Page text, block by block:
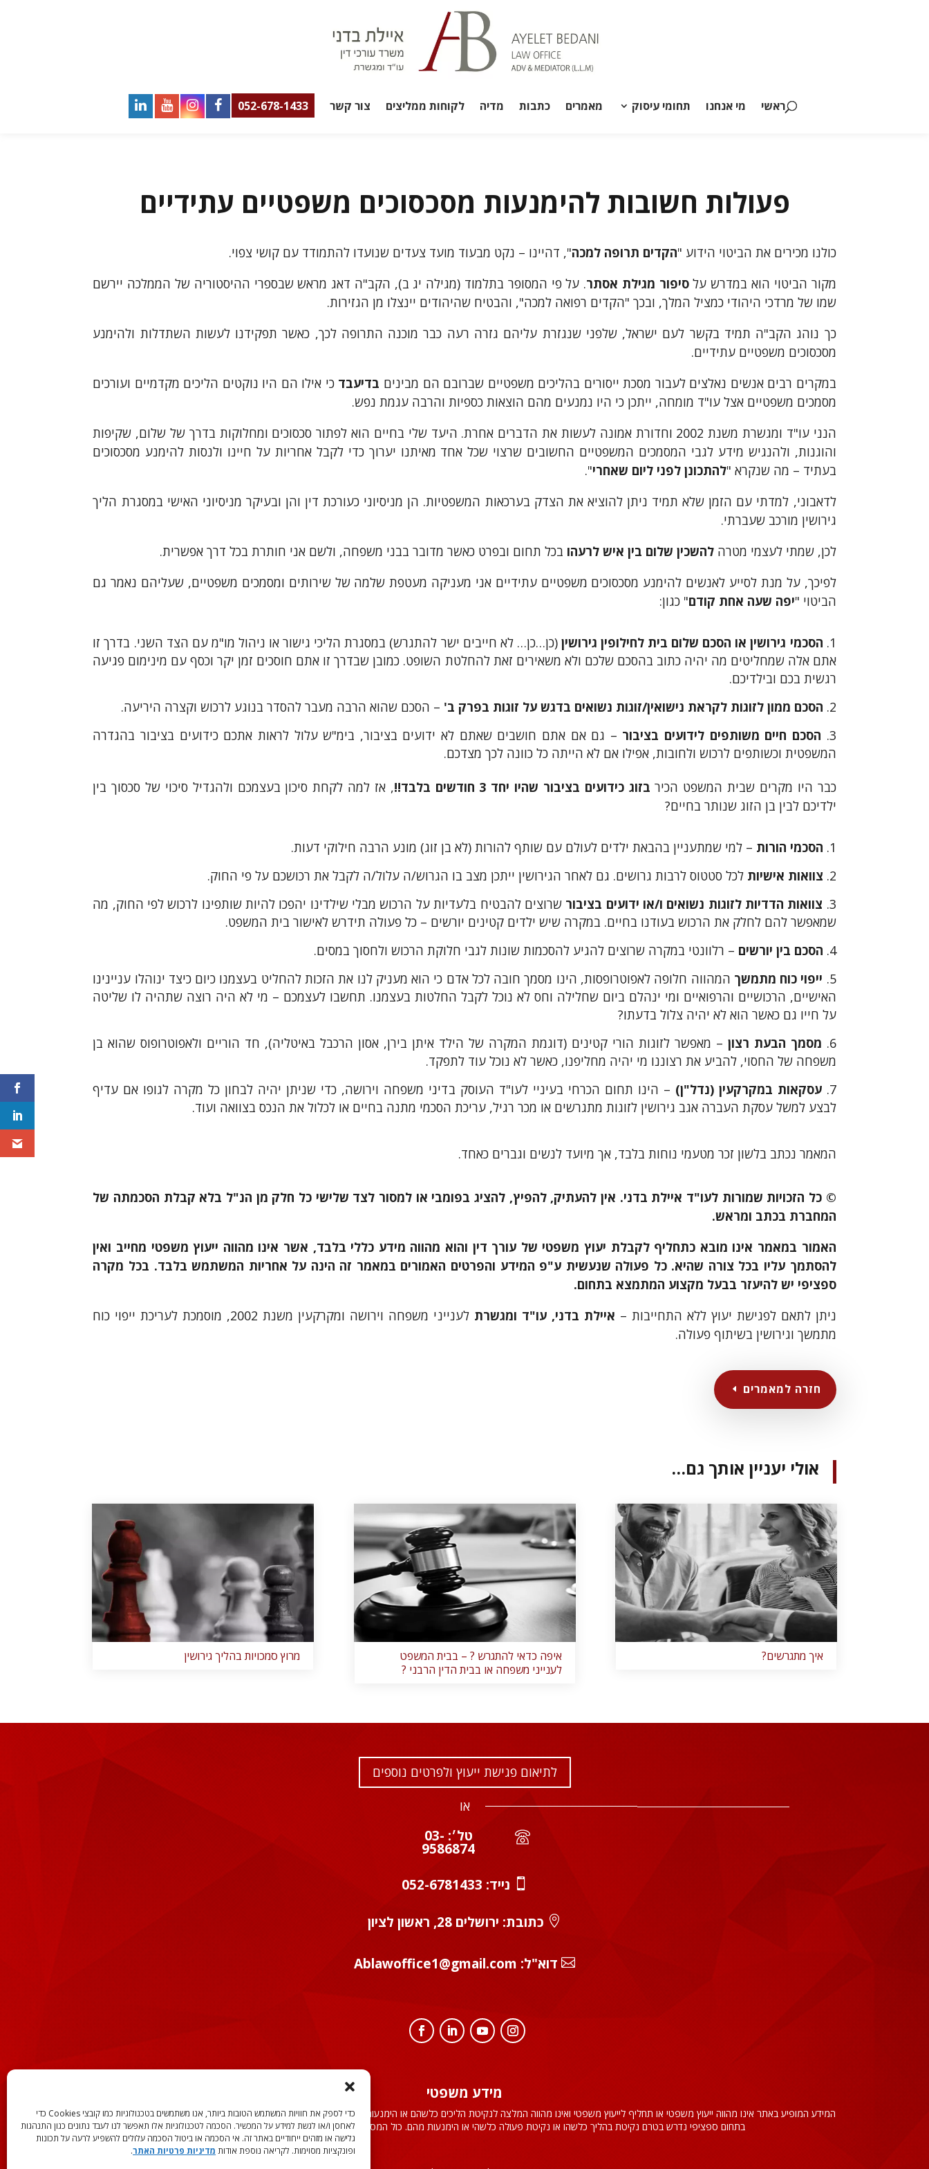
כדי לספק את חוויות המשתמש הטובות ביותר, אנו משתמשים בטכנולוגיות כמו קובצי Cookies כדי
לאחסן ו/או לגשת למידע על המכשיר. הסכמה לטכנולוגיות אלו תאפשר לנו לעבד נתונים כגון התנהגות
גלישה או מזהים ייחודיים באתר זה. אי הסכמה או ביטול הסכמה עלולים להשפיע לרעה על תכונות
ופונקציות מסוימות. לקריאה נוספת אודות מדיניות פרטיות האתר.
ראשי מי אנחנו תחומי עיסוק מאמרים כתבות מדיה לקוחות ממליצים צור קשר 052-678-1433
פעולות חשובות להימנעות מסכסוכים משפטיים עתידיים
כולנו מכירים את הביטוי הידוע "הקדים תרופה למכה", דהיינו – נקט מבעוד מועד צעדים שנועדו להתמודד עם קושי צפוי.
מקור הביטוי הוא במדרש עלסיפור מגילת אסתר. על פי המסופר בתלמוד (מגילה יג ב), הקב"ה דאג מראש שבספרי ההיסטוריה של הממלכה יירשם
שמו של מרדכי היהודי כמציל המלך, ובכך "הקדים רפואה למכה", והבטיח שהיהודים יינצלו מן הגזירות.
כך נוהג הקב"ה תמיד בקשר לעם ישראל, שלפני שנגזרת עליהם גזרה רעה כבר מוכנה התרופה לכך, כאשר תפקידנו לעשות השתדלות ולהימנע
מסכסוכים משפטיים עתידיים.
במקרים רבים אנשים נאלצים לעבור מסכת ייסורים בהליכים משפטיים שברובם הם מבינים בדיעבד כי אילו הם היו נוקטים הליכים מקדמיים ועורכים
מסמכים משפטיים אצל עו"ד מומחה, ייתכן כי היו נמנעים מהם הוצאות כספיות והרבה עגמת נפש.
הנני עו"ד ומגשרת משנת 2002 וחדורת אמונה לעשות את הדברים אחרת. היעד שלי בחיים הוא לפתור סכסוכים ומחלוקות בדרך של שלום, שקיפות
והוגנות, ולהנגיש מידע לגבי המסמכים המשפטיים החשובים שרצוי שכל אחד מאיתנו יערוך כדי לקבל אחריות על חיינו ולנסות להימנע מסכסוכים
בעתיד – מה שנקרא "להתכונן לפני ליום שאחרי".
לדאבוני, למדתי עם הזמן שלא תמיד ניתן להוציא את הצדק בערכאות המשפטיות. הן מניסיוני כעורכת דין והן ובעיקר מניסיוני האישי במסגרת הליך
גירושין מורכב שעברתי.
לכן, שמתי לעצמי מטרהלהשכין שלום בין איש לרעהו בכל תחום ובפרט כאשר מדובר בבני משפחה, ולשם אני חותרת בכל דרך אפשרית.
לפיכך, על מנת לסייע לאנשים להימנע מסכסוכים משפטיים עתידיים אני מעניקה מעטפת שלמה של שירותים ומסמכים משפטיים, שעליהם נאמר גם
הביטוי "יפה שעה אחת קודם" כגון:
הסכמי גירושין או הסכם שלום בית לחילופין גירושין (כן…כן… לא חייבים ישר להתגרש) במסגרת הליכי גישור או ניהול מו"מ עם הצד השני. בדרך זו
אתם אלה שמחליטים מה יהיה כתוב בהסכם שלכם ולא משאירים זאת להחלטת השופט. כמובן שבדרך זו אתם חוסכים זמן יקר וכסף עם מינימום פגיעה
רגשית בכם ובילדיכם.
הסכם ממון לזוגות לקראת נישואין/זוגות נשואים בדגש על זוגות בפרק ב' – הסכם שהוא הרבה מעבר להסדר בנוגע לרכוש וקצרה היריעה.
הסכם חיים משותפים לידועים בציבור – גם אם אתם חושבים שאתם לא ידועים בציבור, בימ"ש עלול לראות אתכם כידועים בציבור בהגדרה
המשפטית וכשותפים לרכוש ולחובות, אפילו אם לא הייתה כל כוונה לכך מצדכם.
כבר היו מקרים שבית המשפט הכיר בזוג כידועים בציבור שהיו יחד 3 חודשים בלבד!!
, אז למה לקחת סיכון בעצמכם ולהגדיל סיכוי של סכסוך בין
ילדיכם לבין בן הזוג שנותר בחיים?
הסכמי הורות – למי שמתעניין בהבאת ילדים לעולם עם שותף להורות (לא בן זוג) מונע הרבה חילוקי דעות.
צוואות אישיותלכל סטטוס לרבות גרושים. גם לאחר הגירושין ייתכן מצב בו הגרוש/ה עלול/ה לקבל את רכושכם על פי החוק.
צוואות הדדיות לזוגות נשואים ו/או ידועים בציבור שרוצים להבטיח בלעדיות על הרכוש מבלי שילדינו יהפכו להיות שותפינו לרכוש לפי החוק, מה
שמאפשר להם לחלק את הרכוש בעודנו בחיים. במקרה שיש ילדים קטינים יורשים – כל פעולה תידרש לאישור בית המשפט.
הסכם בין יורשים – רלוונטי במקרה שרוצים להגיע להסכמות שונות לגבי חלוקת הרכוש ולחסוך במסים.
ייפוי כוח מתמשך המהווה חלופה לאפוטרופסות, הינו מסמך חובה לכל אדם כי הוא מעניק לנו את הזכות להחליט בעצמנו כיום כיצד ינוהלו עניינינו
האישיים, הרכושיים והרפואיים ומי ינהלם ביום שחלילה וחס לא נוכל לקבל החלטות בעצמנו. תחשבו לעצמכם – מי לא היה רוצה שתהיה לו שליטה
על חייו גם כאשר הוא לא יהיה צלול בדעתו?
מסמך הבעת רצון – מאפשר לזוגות הורי קטינים (דוגמת המקרה של הילד איתן בירן, אסון הרכבל באיטליה), חד הוריים ולאפוטרופוס שהוא בן
משפחה של החסוי, להביע את רצוננו מי יהיה מחליפנו, כאשר לא נוכל עוד לתפקד.
עסקאות במקרקעין (נדל"ן) – הינו תחום הכרחי בעיניי לעו"ד העוסק בדיני משפחה וירושה, כדי שניתן יהיה לבחון כל מקרה לגופו אם עדיף
לבצע למשל עסקת העברה אגב גירושין לזוגות מתגרשים או מכר רגיל, עריכת הסכמי מתנה בחיים או לכלול את הנכס בצוואה ועוד.
המאמר נכתב בלשון זכר מטעמי נוחות בלבד, אך מיועד לנשים וגברים כאחד.
© כל הזכויות שמורות לעו"ד איילת בדני. אין להעתיק, להפיץ, להציג בפומבי או למסור לצד שלישי כל חלק מן הנ"ל בלא קבלת הסכמתה של
המחברת בכתב ומראש.
האמור במאמר אינו מובא כתחליף לקבלת יעוץ משפטי של עורך דין והוא מהווה מידע כללי בלבד, אשר אינו מהווה ייעוץ משפטי מחייב ואין
להסתמך עליו בכל צורה שהיא. כל פעולה שנעשית ע"פ המידע והפרטים האמורים במאמר זה הינה על אחריות המשתמש בלבד. בכל מקרה
ספציפי יש להיעזר בבעל מקצוע המתמצא בתחום.
ניתן לתאם לפגישת יעוץ ללא התחייבות – איילת בדני, עו"ד ומגשרת
לענייני משפחה וירושה ומקרקעין משנת 2002, מוסמכת לעריכת ייפוי כוח
מתמשך וגירושין בשיתוף פעולה.
חזרה למאמרים
אולי יעניין אותך גם…
איך מתגרשים?
איפה כדאי להתגרש ? – בבית המשפט
לענייני משפחה או בבית הדין הרבני ?
מרוץ סמכויות בהליך גירושין
לתיאום פגישת ייעוץ ולפרטים נוספים
או
טל׳: 03-
9586874
נייד: 052-6781433 

Ablawoffice1@gmail.com 
מידע משפטי
המידע המופיע באתר אינו מהווה ייעוץ משפטי או תחליף לייעוץ משפטי ואינו מהווה המלצה לנקיטת הליכים כלשהם או הימנעות מהם. קריאת המידע באתר אינה מהווה תחליף לפניה לעורך דין המתמחה
בתחום ספציפי נדרש בטרם נקיטת בהליך כלשהו או נקיטת פעולה כלשהי או הימנעות מהם. כול המסתמך על האמור לעיל עושה זאת על אחריותו בלבד.